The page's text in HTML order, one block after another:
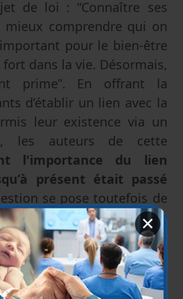
de loi : “Connaître ses
comprendre qui on
pour le bien-être
dans la vie. Désormais,
prime”. En offrant la
d’établir un lien avec la
leur existence via un
les auteurs de cette
l'importance du lien
présent était passé
se pose toutefois de
vivra cette “filiation
parents d’intention qui
l’élever et un ou des
de son existence.
✕